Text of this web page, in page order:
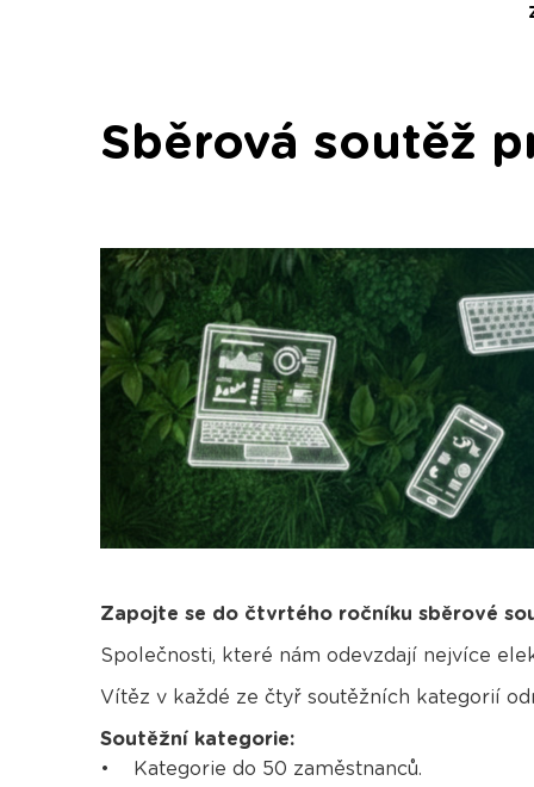
Sběrová soutěž
Zapojte se do čtvrtého ročníku sběrové
Společnosti, které nám odevzdají nejvíce
Vítěz v každé ze čtyř soutěžních kategorií
Soutěžní kategorie:
• Kategorie do 50 zaměstnanců.